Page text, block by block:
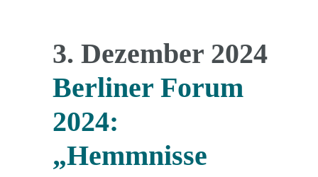
3. Dezember 2024
Berliner Forum
2024:
„Hemmnisse